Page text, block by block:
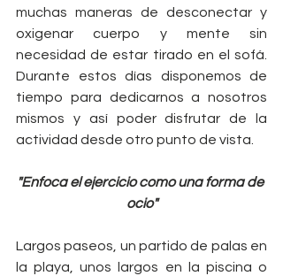
muchas maneras de desconectar y
oxigenar cuerpo y mente sin
necesidad de estar tirado en el sofá.
Durante estos días disponemos de
tiempo para dedicarnos a nosotros
mismos y así poder disfrutar de la
actividad desde otro punto de vista.
"Enfoca el ejercicio como una forma de
ocio"
Largos paseos, un partido de palas en
la playa, unos largos en la piscina o